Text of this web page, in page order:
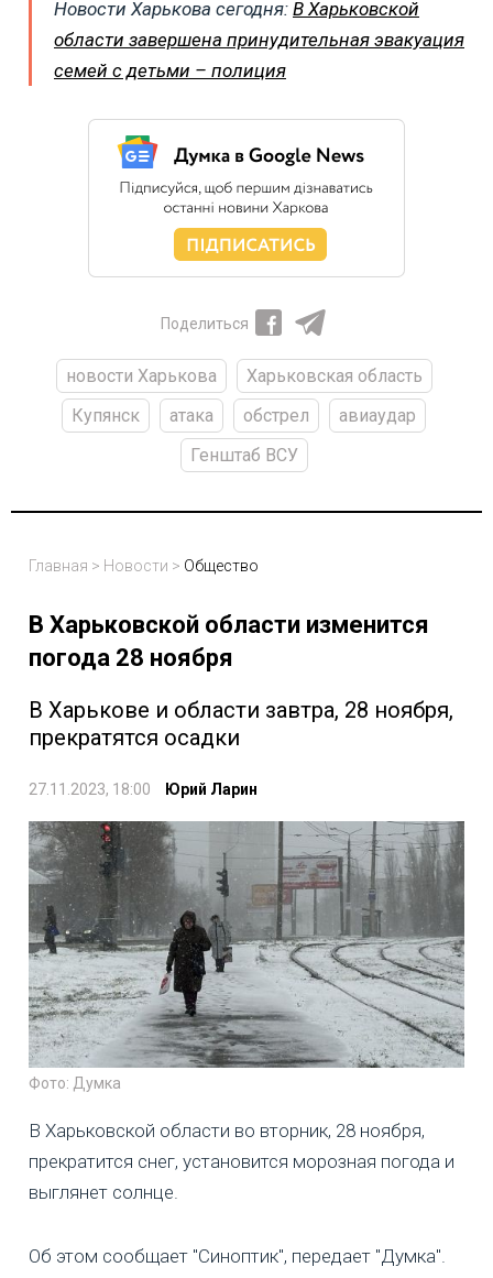
Новости Харькова сегодня: В Харьковской
области завершена принудительная эвакуация
семей с детьми – полиция
Поделиться
новости Харькова
Харьковская область
Купянск
атака обстрел
авиаудар
Генштаб ВСУ
Главная > Новости > Общество
В Харьковской области изменится
погода 28 ноября
В Харькове и области завтра, 28 ноября,
прекратятся осадки
27.11.2023, 18:00 Юрий Ларин
Фото: Думка
В Харьковской области во вторник, 28 ноября,
прекратится снег, установится морозная погода и
выглянет солнце.
Об этом сообщает "Синоптик", передает "Думка".